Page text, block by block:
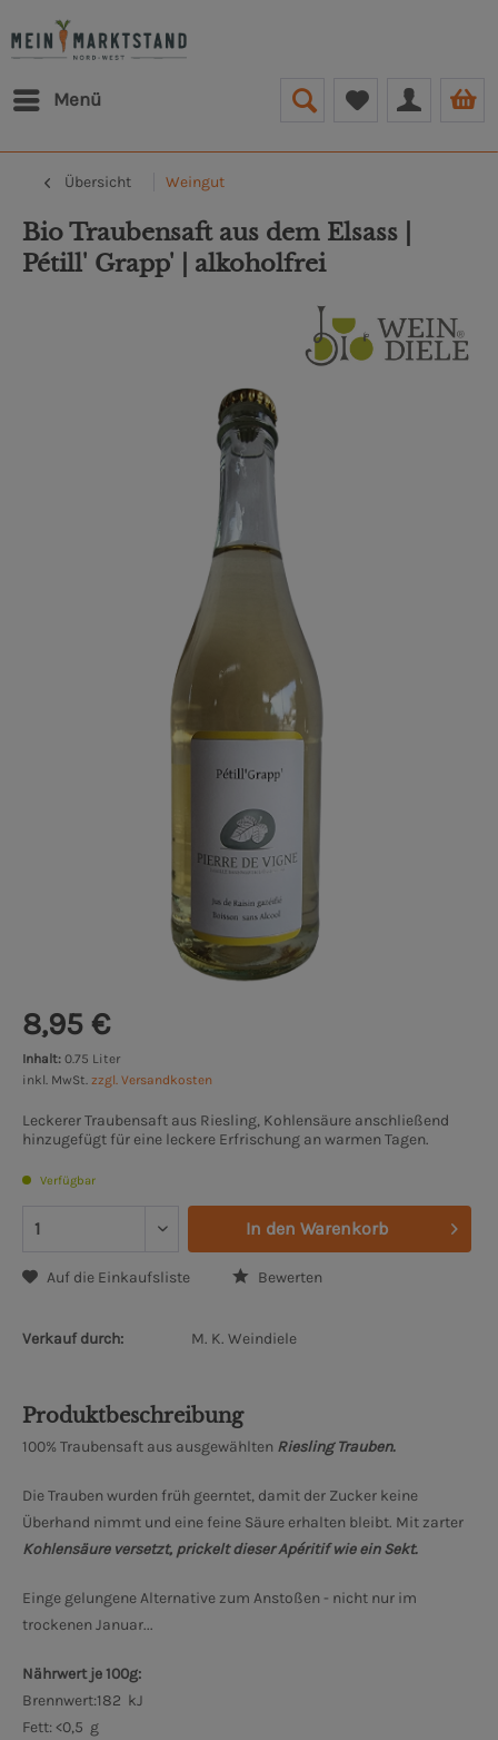
Menü
Übersicht Weingut
Bio Traubensaft aus dem Elsass |
Pétill' Grapp' | alkoholfrei
8,95 €
Inhalt: 0.75 Liter
inkl. MwSt. zzgl. Versandkosten
Leckerer Traubensaft aus Riesling, Kohlensäure anschließend
hinzugefügt für eine leckere Erfrischung an warmen Tagen.
Verfügbar
In den Warenkorb
Auf die Einkaufsliste Bewerten
Verkauf durch: M. K. Weindiele
Produktbeschreibung
100% Traubensaft aus ausgewählten Riesling Trauben.
Die Trauben wurden früh geerntet, damit der Zucker keine
Überhand nimmt und eine feine Säure erhalten bleibt. Mit zarter
Kohlensäure versetzt, prickelt dieser Apéritif wie ein Sekt.
Einge gelungene Alternative zum Anstoßen - nicht nur im
trockenen Januar...
Nährwert je 100g:
Brennwert:182 kJ
Fett: <0,5 g